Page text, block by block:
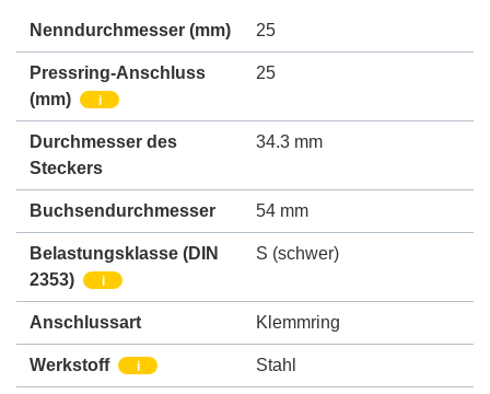
Nenndurchmesser (mm) 25
Pressring-Anschluss
(mm)
i
25
Durchmesser des
Steckers
34.3 mm
Buchsendurchmesser 54 mm
Belastungsklasse (DIN
2353)
i
S (schwer)
Anschlussart Klemmring
Werkstoff i Stahl